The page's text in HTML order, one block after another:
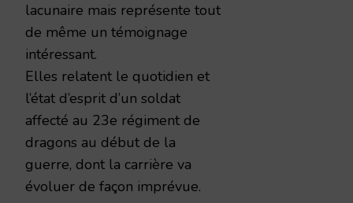
lacunaire mais représente tout
de même un témoignage
intéressant.
Elles relatent le quotidien et
l’état d’esprit d’un soldat
affecté au 23e régiment de
dragons au début de la
guerre, dont la carrière va
évoluer de façon imprévue.